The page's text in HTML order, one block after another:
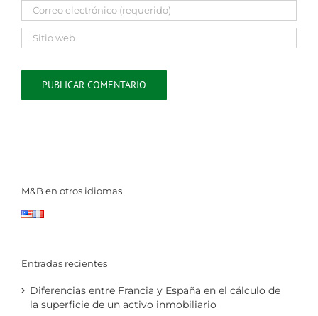
M&B en otros idiomas
Entradas recientes
Diferencias entre Francia y España en el cálculo de
la superficie de un activo inmobiliario